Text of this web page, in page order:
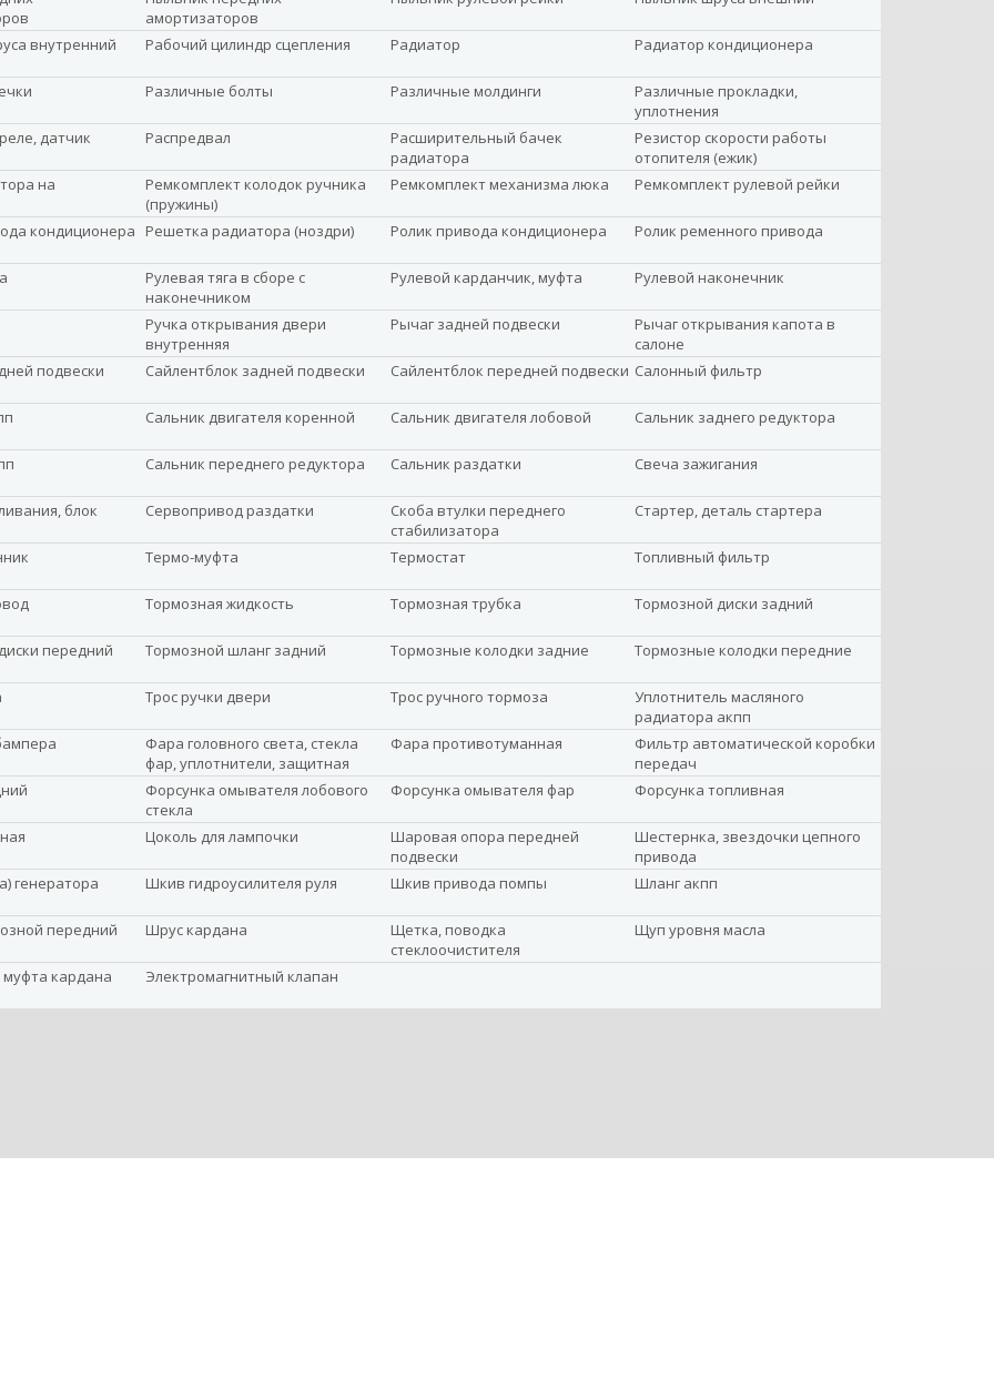
амортизаторов
внутренний Рабочий цилиндр сцепления Радиатор Радиатор кондиционера
Различные болты Различные молдинги
Различные прокладки,
уплотнения
датчик
Распредвал
Расширительный бачек
радиатора
Резистор скорости работы
отопителя (ежик)
на
Ремкомплект колодок ручника
(пружины)
Ремкомплект механизма люка Ремкомплект рулевой рейки
кондиционера Решетка радиатора (ноздри) Ролик привода кондиционера Ролик ременного привода
Рулевая тяга в сборе с
наконечником
Рулевой карданчик, муфта Рулевой наконечник
Ручка открывания двери
внутренняя
Рычаг задней подвески
Рычаг открывания капота в
салоне
подвески
Сайлентблок задней подвески Сайлентблок передней подвески Салонный фильтр
Сальник двигателя коренной Сальник двигателя лобовой Сальник заднего редуктора
Сальник переднего редуктора Сальник раздатки Свеча зажигания
блок
Сервопривод раздатки
Скоба втулки переднего
стабилизатора
Стартер, деталь стартера
Термо-муфта Термостат Топливный фильтр
Тормозная жидкость Тормозная трубка Тормозной диски задний
передний Тормозной шланг задний Тормозные колодки задние Тормозные колодки передние
Трос ручки двери Трос ручного тормоза
Уплотнитель масляного
радиатора акпп
Фара головного света, стекла
фар, уплотнители, защитная
планка
Фара противотуманная
Фильтр автоматической коробки
передач
Форсунка омывателя лобового
стекла
Форсунка омывателя фар Форсунка топливная
Цоколь для лампочки
Шаровая опора передней
подвески
Шестернка, звездочки цепного
привода
генератора
Шкив гидроусилителя руля Шкив привода помпы Шланг акпп
передний Шрус кардана
Щетка, поводка
стеклоочистителя
Щуп уровня масла
муфта кардана Электромагнитный клапан